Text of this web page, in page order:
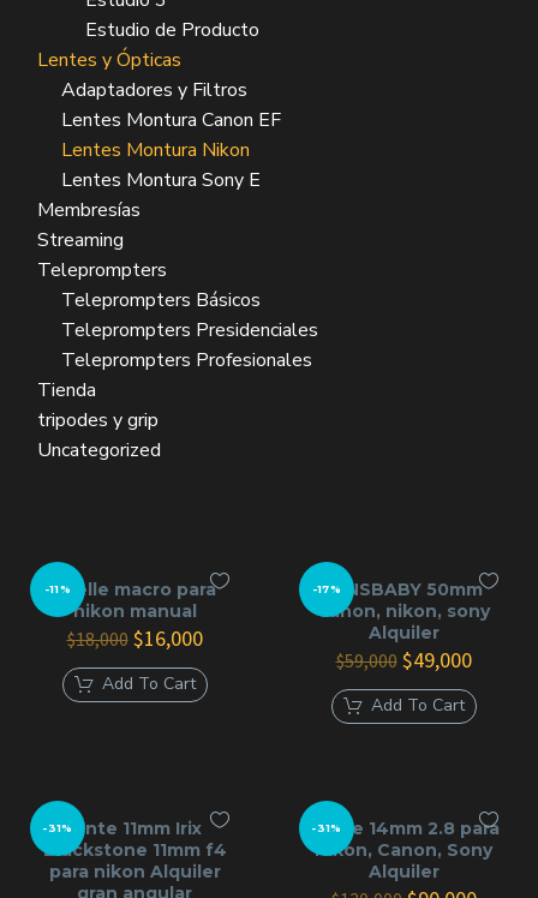
Estudio de Producto
Lentes y Ópticas
Adaptadores y Filtros
Lentes Montura Canon EF
Lentes Montura Nikon
Lentes Montura Sony E
Membresías
Streaming
Teleprompters
Teleprompters Básicos
Teleprompters Presidenciales
Teleprompters Profesionales
Tienda
tripodes y grip
Uncategorized
-11%
Fuelle macro para
nikon manual
$18,000 El
precio
original
era:
$16,000El
actual
es:
Add To Cart
-17%LENSBABY 50mm
canon, nikon, sony
Alquiler
$59,000 El
precio
original
era:
$49,000El
actual
es:
Add To Cart
-31%lente 11mm Irix
Blackstone 11mm f4
para nikon Alquiler
gran angular
-31%
Lente 14mm 2.8 para
Nikon, Canon, Sony
Alquiler